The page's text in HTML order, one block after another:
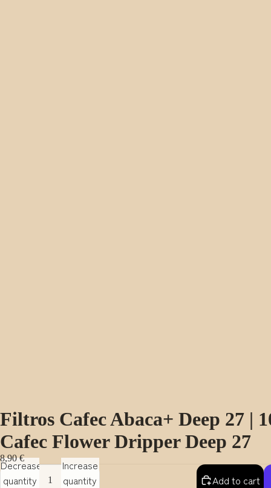
Filtros Cafec Abaca+ Deep 27 |
Cafec Flower Dripper Deep 27
8,90 €
Decrease
quantity
Increase
quantity
Add to cart